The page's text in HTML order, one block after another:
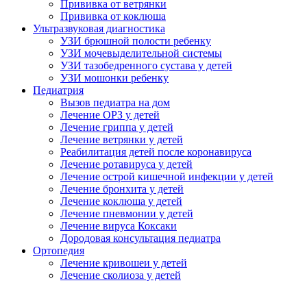
Прививка от ветрянки
Прививка от коклюша
Ультразвуковая диагностика
УЗИ брюшной полости ребенку
УЗИ мочевыделительной системы
УЗИ тазобедренного сустава у детей
УЗИ мошонки ребенку
Педиатрия
Вызов педиатра на дом
Лечение ОРЗ у детей
Лечение гриппа у детей
Лечение ветрянки у детей
Реабилитация детей после коронавируса
Лечение ротавируса у детей
Лечение острой кишечной инфекции у детей
Лечение бронхита у детей
Лечение коклюша у детей
Лечение пневмонии у детей
Лечение вируса Коксаки
Дородовая консультация педиатра
Ортопедия
Лечение кривошеи у детей
Лечение сколиоза у детей